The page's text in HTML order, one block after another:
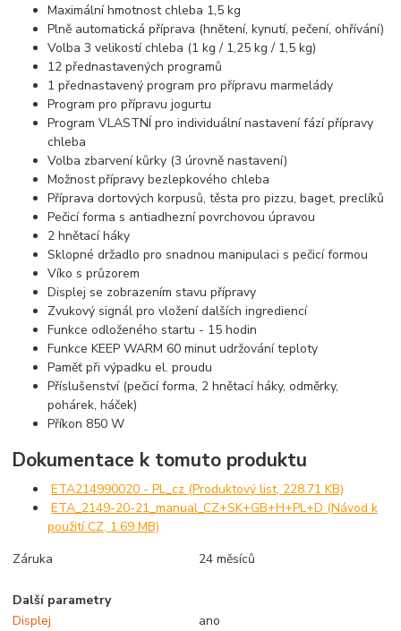
Maximální hmotnost chleba 1,5 kg
Plně automatická příprava (hnětení, kynutí, pečení, ohřívání)
Volba 3 velikostí chleba (1 kg / 1,25 kg / 1,5 kg)
12 přednastavených programů
1 přednastavený program pro přípravu marmelády
Program pro přípravu jogurtu
Program VLASTNÍ pro individuální nastavení fází přípravy
chleba
Volba zbarvení kůrky (3 úrovně nastavení)
Možnost přípravy bezlepkového chleba
Příprava dortových korpusů, těsta pro pizzu, baget, preclíků
Pečicí forma s antiadhezní povrchovou úpravou
2 hnětací háky
Sklopné držadlo pro snadnou manipulaci s pečicí formou
Víko s průzorem
Displej se zobrazením stavu přípravy
Zvukový signál pro vložení dalších ingrediencí
Funkce odloženého startu - 15 hodin
Funkce KEEP WARM 60 minut udržování teploty
Paměť při výpadku el. proudu
Příslušenství (pečicí forma, 2 hnětací háky, odměrky,
pohárek, háček)
Příkon 850 W
Dokumentace k tomuto produktu
ETA214990020 - PL_cz (Produktový list, 228.71 KB)
ETA_2149-20-21_manual_CZ+SK+GB+H+PL+D (Návod k
použití CZ, 1.69 MB)
Záruka
24 měsíců
Další parametry
Displej
ano